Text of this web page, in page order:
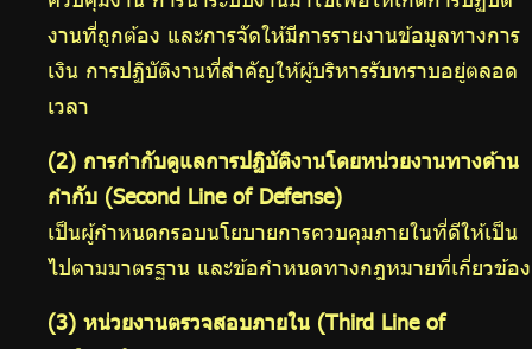
งานที่ถูกต้อง และการจัดให้มีการรายงานข้อมูลทางการ
เงิน การปฏิบัติงานที่สำคัญให้ผู้บริหารรับทราบอยู่ตลอด
เวลา
(2) การกำกับดูแลการปฏิบัติงานโดยหน่วยงานทางด้าน
กำกับ (Second Line of Defense)
เป็นผู้กำหนดกรอบนโยบายการควบคุมภายในที่ดีให้เป็น
ไปตามมาตรฐาน และข้อกำหนดทางกฎหมายที่เกี่ยวข้อง
(3) หน่วยงานตรวจสอบภายใน (Third Line of